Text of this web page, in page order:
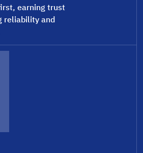
earning trust
reliability and